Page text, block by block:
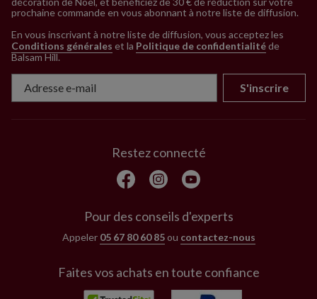
prochaine commande en vous abonnant à notre liste de diffusion.
En vous inscrivant à notre liste de diffusion, vous acceptez les
Conditions générales et la Politique de confidentialitéde
Balsam Hill.
S'inscrire
Restez connecté
Pour des conseils d'experts
Appeler 05 67 80 60 85ou contactez-nous
Faites vos achats en toute confiance